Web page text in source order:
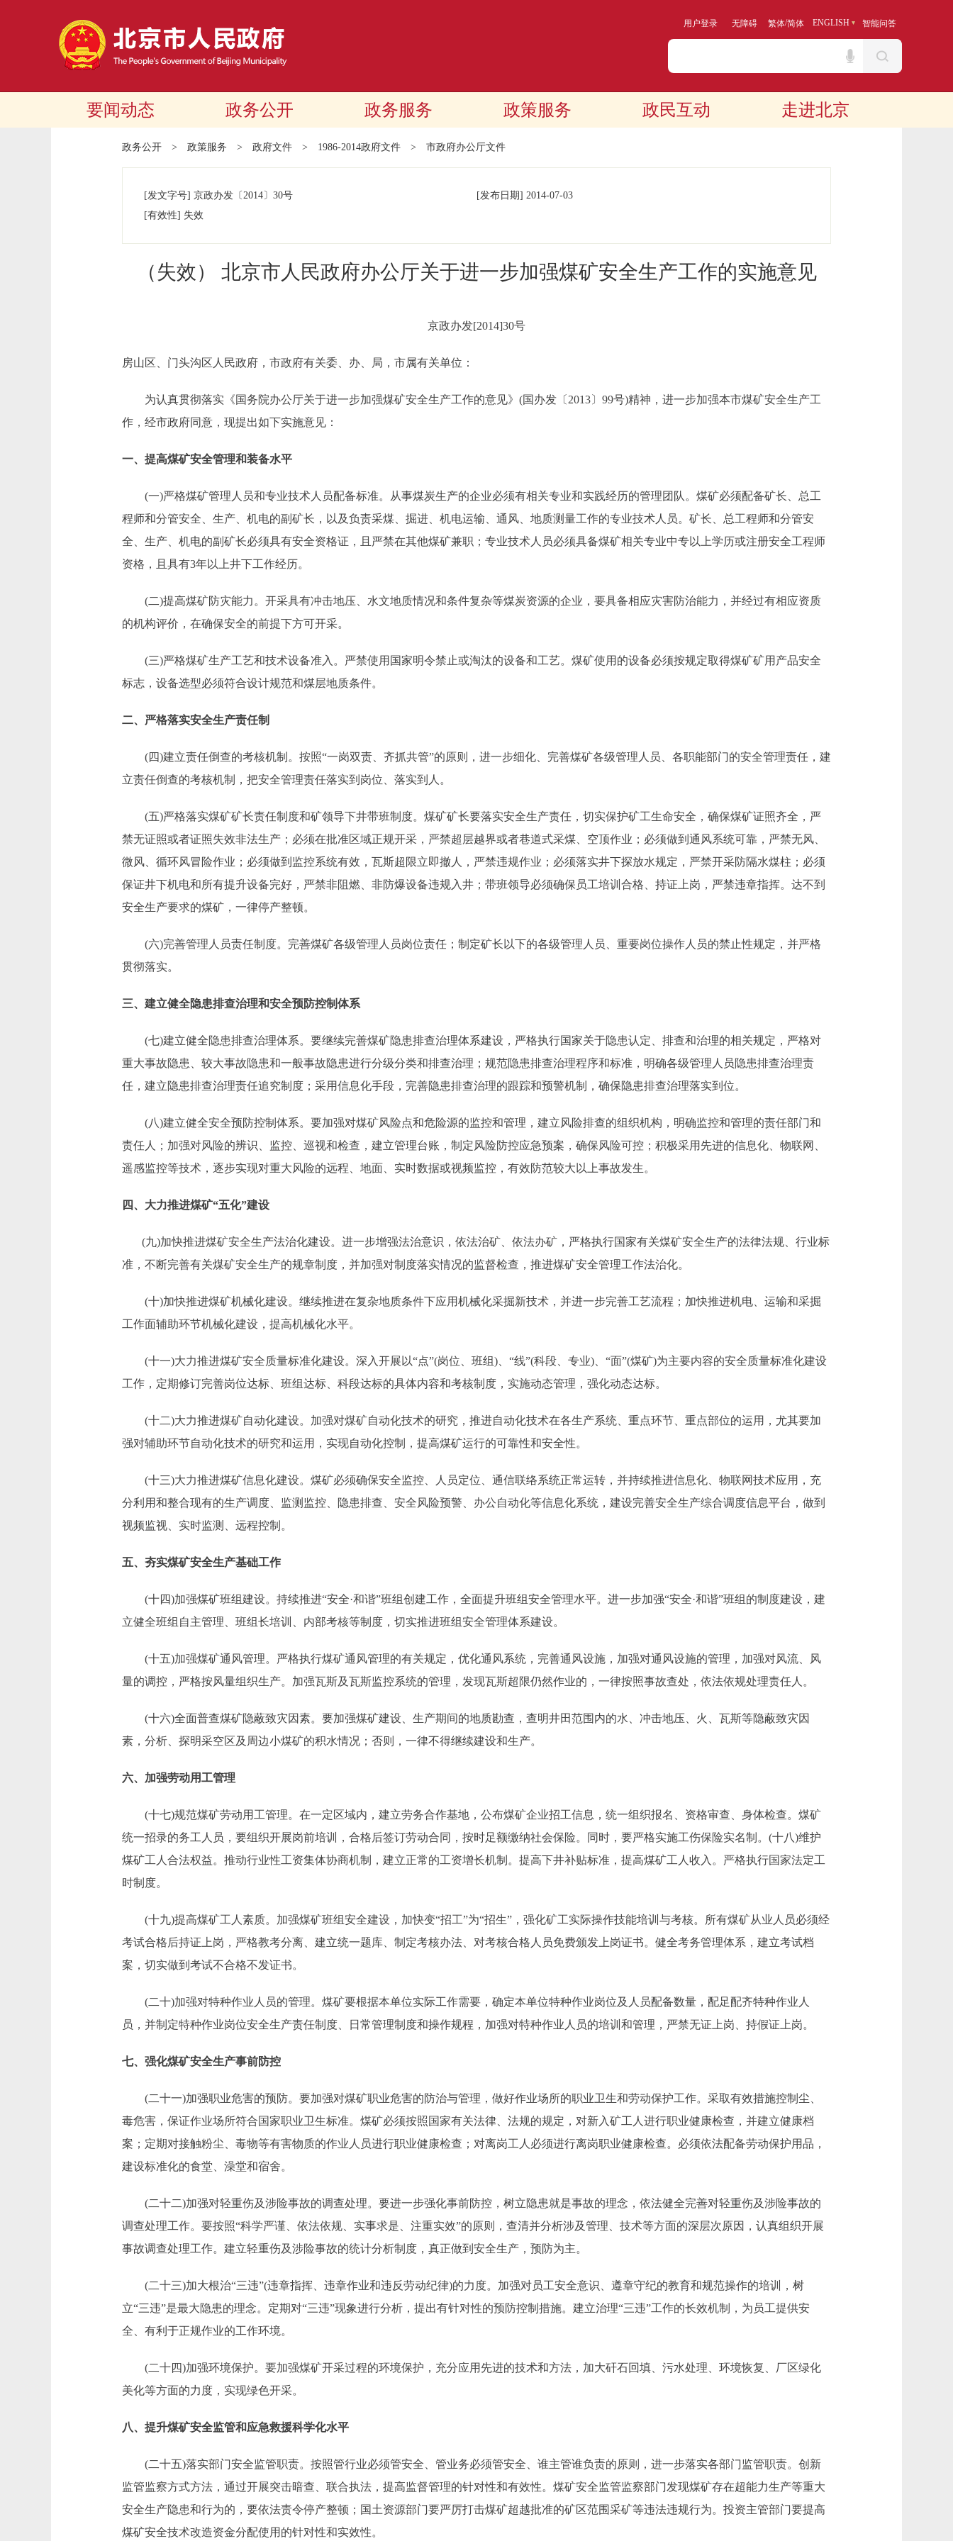
用户登录 无障碍 繁体/简体 ENGLISH 智能问答
要闻动态 政务公开 政务服务 政策服务 政民互动 走进北京
政务公开 > 政策服务 > 政府文件 > 1986-2014政府文件 > 市政府办公厅文件
[发文字号] 京政办发 〔2014〕 30号 [发布日期] 2014-07-03
[有效性] 失效
（失效） 北京市人民政府办公厅关于进一步加强煤矿安全生产工作的实施意见
京政办发[2014]30号
房山区、门头沟区人民政府，市政府有关委、办、局，市属有关单位：
为认真贯彻落实《国务院办公厅关于进一步加强煤矿安全生产工作的意见》(国办发〔2013〕99号)精神，进一步加强本市煤矿安全生产工
作，经市政府同意，现提出如下实施意见：
一、提高煤矿安全管理和装备水平
(一)严格煤矿管理人员和专业技术人员配备标准。从事煤炭生产的企业必须有相关专业和实践经历的管理团队。煤矿必须配备矿长、总工
程师和分管安全、生产、机电的副矿长，以及负责采煤、掘进、机电运输、通风、地质测量工作的专业技术人员。矿长、总工程师和分管安
全、生产、机电的副矿长必须具有安全资格证，且严禁在其他煤矿兼职；专业技术人员必须具备煤矿相关专业中专以上学历或注册安全工程师
资格，且具有3年以上井下工作经历。
(二)提高煤矿防灾能力。开采具有冲击地压、水文地质情况和条件复杂等煤炭资源的企业，要具备相应灾害防治能力，并经过有相应资质
的机构评价，在确保安全的前提下方可开采。
(三)严格煤矿生产工艺和技术设备准入。严禁使用国家明令禁止或淘汰的设备和工艺。煤矿使用的设备必须按规定取得煤矿矿用产品安全
标志，设备选型必须符合设计规范和煤层地质条件。
二、严格落实安全生产责任制
(四)建立责任倒查的考核机制。按照“一岗双责、齐抓共管”的原则，进一步细化、完善煤矿各级管理人员、各职能部门的安全管理责任，建
立责任倒查的考核机制，把安全管理责任落实到岗位、落实到人。
(五)严格落实煤矿矿长责任制度和矿领导下井带班制度。煤矿矿长要落实安全生产责任，切实保护矿工生命安全，确保煤矿证照齐全，严
禁无证照或者证照失效非法生产；必须在批准区域正规开采，严禁超层越界或者巷道式采煤、空顶作业；必须做到通风系统可靠，严禁无风、
微风、循环风冒险作业；必须做到监控系统有效，瓦斯超限立即撤人，严禁违规作业；必须落实井下探放水规定，严禁开采防隔水煤柱；必须
保证井下机电和所有提升设备完好，严禁非阻燃、非防爆设备违规入井；带班领导必须确保员工培训合格、持证上岗，严禁违章指挥。达不到
安全生产要求的煤矿，一律停产整顿。
(六)完善管理人员责任制度。完善煤矿各级管理人员岗位责任；制定矿长以下的各级管理人员、重要岗位操作人员的禁止性规定，并严格
贯彻落实。
三、建立健全隐患排查治理和安全预防控制体系
(七)建立健全隐患排查治理体系。要继续完善煤矿隐患排查治理体系建设，严格执行国家关于隐患认定、排查和治理的相关规定，严格对
重大事故隐患、较大事故隐患和一般事故隐患进行分级分类和排查治理；规范隐患排查治理程序和标准，明确各级管理人员隐患排查治理责
任，建立隐患排查治理责任追究制度；采用信息化手段，完善隐患排查治理的跟踪和预警机制，确保隐患排查治理落实到位。
(八)建立健全安全预防控制体系。要加强对煤矿风险点和危险源的监控和管理，建立风险排查的组织机构，明确监控和管理的责任部门和
责任人；加强对风险的辨识、监控、巡视和检查，建立管理台账，制定风险防控应急预案，确保风险可控；积极采用先进的信息化、物联网、
遥感监控等技术，逐步实现对重大风险的远程、地面、实时数据或视频监控，有效防范较大以上事故发生。
四、大力推进煤矿“五化”建设
(九)加快推进煤矿安全生产法治化建设。进一步增强法治意识，依法治矿、依法办矿，严格执行国家有关煤矿安全生产的法律法规、行业标
准，不断完善有关煤矿安全生产的规章制度，并加强对制度落实情况的监督检查，推进煤矿安全管理工作法治化。
(十)加快推进煤矿机械化建设。继续推进在复杂地质条件下应用机械化采掘新技术，并进一步完善工艺流程；加快推进机电、运输和采掘
工作面辅助环节机械化建设，提高机械化水平。
(十一)大力推进煤矿安全质量标准化建设。深入开展以“点”(岗位、班组)、“线”(科段、专业)、“面”(煤矿)为主要内容的安全质量标准化建设
工作，定期修订完善岗位达标、班组达标、科段达标的具体内容和考核制度，实施动态管理，强化动态达标。
(十二)大力推进煤矿自动化建设。加强对煤矿自动化技术的研究，推进自动化技术在各生产系统、重点环节、重点部位的运用，尤其要加
强对辅助环节自动化技术的研究和运用，实现自动化控制，提高煤矿运行的可靠性和安全性。
(十三)大力推进煤矿信息化建设。煤矿必须确保安全监控、人员定位、通信联络系统正常运转，并持续推进信息化、物联网技术应用，充
分利用和整合现有的生产调度、监测监控、隐患排查、安全风险预警、办公自动化等信息化系统，建设完善安全生产综合调度信息平台，做到
视频监视、实时监测、远程控制。
五、夯实煤矿安全生产基础工作
(十四)加强煤矿班组建设。持续推进“安全·和谐”班组创建工作，全面提升班组安全管理水平。进一步加强“安全·和谐”班组的制度建设，建
立健全班组自主管理、班组长培训、内部考核等制度，切实推进班组安全管理体系建设。
(十五)加强煤矿通风管理。严格执行煤矿通风管理的有关规定，优化通风系统，完善通风设施，加强对通风设施的管理，加强对风流、风
量的调控，严格按风量组织生产。加强瓦斯及瓦斯监控系统的管理，发现瓦斯超限仍然作业的，一律按照事故查处，依法依规处理责任人。
(十六)全面普查煤矿隐蔽致灾因素。要加强煤矿建设、生产期间的地质勘查，查明井田范围内的水、冲击地压、火、瓦斯等隐蔽致灾因
素，分析、探明采空区及周边小煤矿的积水情况；否则，一律不得继续建设和生产。
六、加强劳动用工管理
(十七)规范煤矿劳动用工管理。在一定区域内，建立劳务合作基地，公布煤矿企业招工信息，统一组织报名、资格审查、身体检查。煤矿
统一招录的务工人员，要组织开展岗前培训，合格后签订劳动合同，按时足额缴纳社会保险。同时，要严格实施工伤保险实名制。(十八)维护
煤矿工人合法权益。推动行业性工资集体协商机制，建立正常的工资增长机制。提高下井补贴标准，提高煤矿工人收入。严格执行国家法定工
时制度。
(十九)提高煤矿工人素质。加强煤矿班组安全建设，加快变“招工”为“招生”，强化矿工实际操作技能培训与考核。所有煤矿从业人员必须经
考试合格后持证上岗，严格教考分离、建立统一题库、制定考核办法、对考核合格人员免费颁发上岗证书。健全考务管理体系，建立考试档
案，切实做到考试不合格不发证书。
(二十)加强对特种作业人员的管理。煤矿要根据本单位实际工作需要，确定本单位特种作业岗位及人员配备数量，配足配齐特种作业人
员，并制定特种作业岗位安全生产责任制度、日常管理制度和操作规程，加强对特种作业人员的培训和管理，严禁无证上岗、持假证上岗。
七、强化煤矿安全生产事前防控
(二十一)加强职业危害的预防。要加强对煤矿职业危害的防治与管理，做好作业场所的职业卫生和劳动保护工作。采取有效措施控制尘、
毒危害，保证作业场所符合国家职业卫生标准。煤矿必须按照国家有关法律、法规的规定，对新入矿工人进行职业健康检查，并建立健康档
案；定期对接触粉尘、毒物等有害物质的作业人员进行职业健康检查；对离岗工人必须进行离岗职业健康检查。必须依法配备劳动保护用品，
建设标准化的食堂、澡堂和宿舍。
(二十二)加强对轻重伤及涉险事故的调查处理。要进一步强化事前防控，树立隐患就是事故的理念，依法健全完善对轻重伤及涉险事故的
调查处理工作。要按照“科学严谨、依法依规、实事求是、注重实效”的原则，查清并分析涉及管理、技术等方面的深层次原因，认真组织开展
事故调查处理工作。建立轻重伤及涉险事故的统计分析制度，真正做到安全生产，预防为主。
(二十三)加大根治“三违”(违章指挥、违章作业和违反劳动纪律)的力度。加强对员工安全意识、遵章守纪的教育和规范操作的培训，树
立“三违”是最大隐患的理念。定期对“三违”现象进行分析，提出有针对性的预防控制措施。建立治理“三违”工作的长效机制，为员工提供安
全、有利于正规作业的工作环境。
(二十四)加强环境保护。要加强煤矿开采过程的环境保护，充分应用先进的技术和方法，加大矸石回填、污水处理、环境恢复、厂区绿化
美化等方面的力度，实现绿色开采。
八、提升煤矿安全监管和应急救援科学化水平
(二十五)落实部门安全监管职责。按照管行业必须管安全、管业务必须管安全、谁主管谁负责的原则，进一步落实各部门监管职责。创新
监管监察方式方法，通过开展突击暗查、联合执法，提高监督管理的针对性和有效性。煤矿安全监管监察部门发现煤矿存在超能力生产等重大
安全生产隐患和行为的，要依法责令停产整顿；国土资源部门要严厉打击煤矿超越批准的矿区范围采矿等违法违规行为。投资主管部门要提高
煤矿安全技术改造资金分配使用的针对性和实效性。